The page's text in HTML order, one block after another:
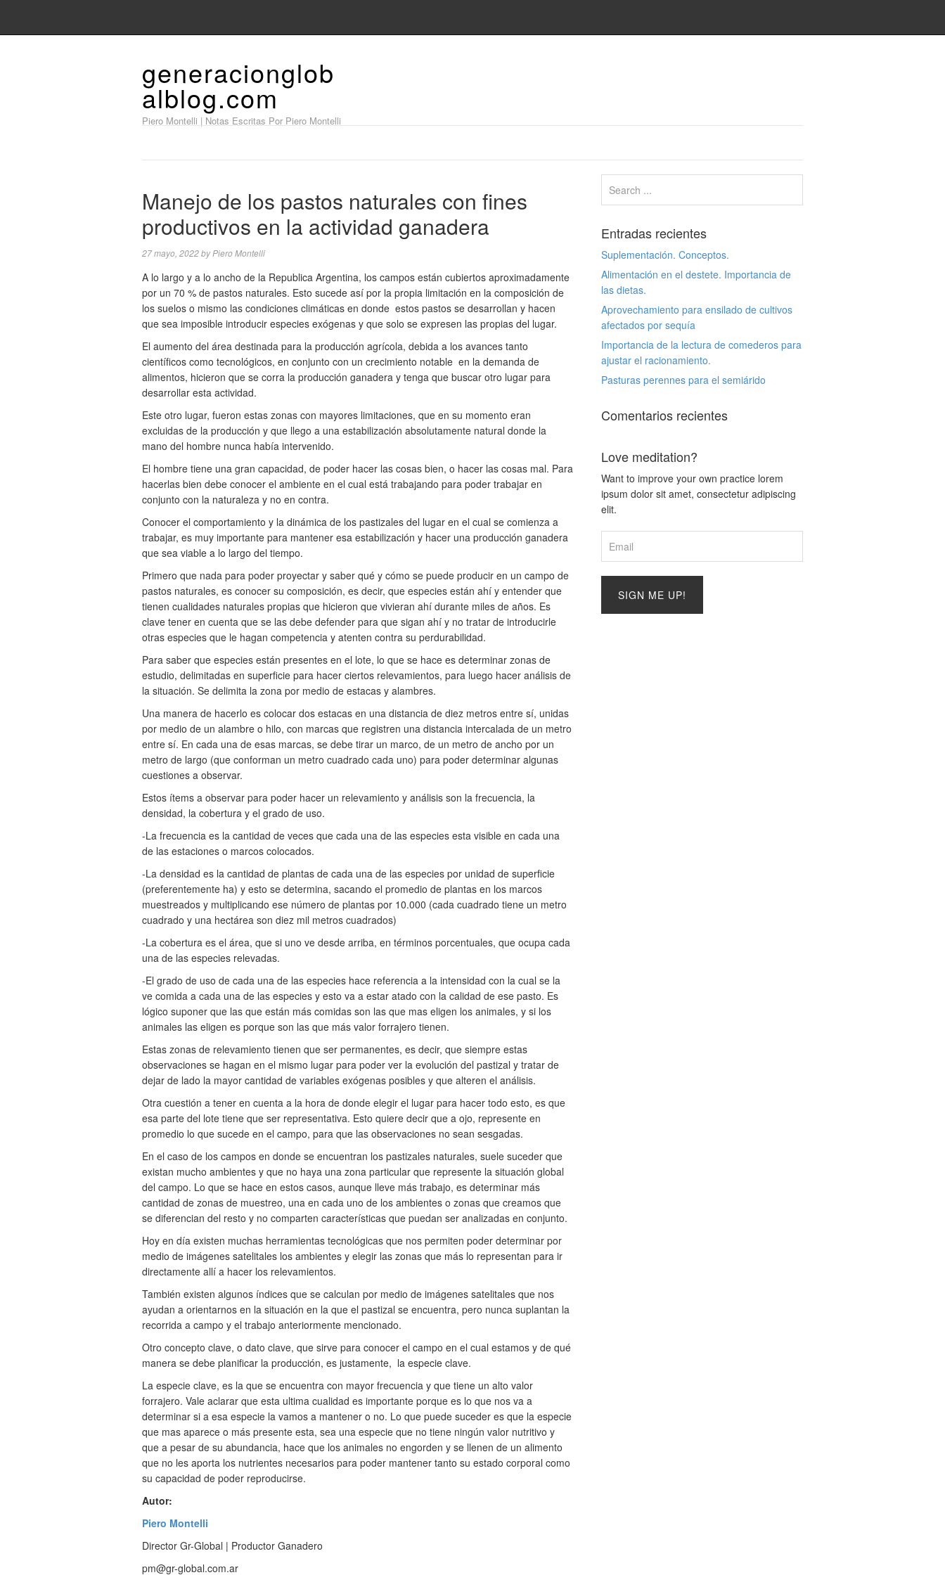
generacionglob
alblog.com
Piero Montelli | Notas Escritas Por Piero Montelli
Manejo de los pastos naturales con fines
productivos en la actividad ganadera
27 mayo, 2022by Piero Montelli
A lo largo y a lo ancho de la Republica Argentina, los campos están cubiertos aproximadamente
por un 70 % de pastos naturales. Esto sucede así por la propia limitación en la composición de
los suelos o mismo las condiciones climáticas en donde estos pastos se desarrollan y hacen
que sea imposible introducir especies exógenas y que solo se expresen las propias del lugar.
El aumento del área destinada para la producción agrícola, debida a los avances tanto
científicos como tecnológicos, en conjunto con un crecimiento notable en la demanda de
alimentos, hicieron que se corra la producción ganadera y tenga que buscar otro lugar para
desarrollar esta actividad.
Este otro lugar, fueron estas zonas con mayores limitaciones, que en su momento eran
excluidas de la producción y que llego a una estabilización absolutamente natural donde la
mano del hombre nunca había intervenido.
El hombre tiene una gran capacidad, de poder hacer las cosas bien, o hacer las cosas mal. Para
hacerlas bien debe conocer el ambiente en el cual está trabajando para poder trabajar en
conjunto con la naturaleza y no en contra.
Conocer el comportamiento y la dinámica de los pastizales del lugar en el cual se comienza a
trabajar, es muy importante para mantener esa estabilización y hacer una producción ganadera
que sea viable a lo largo del tiempo.
Primero que nada para poder proyectar y saber qué y cómo se puede producir en un campo de
pastos naturales, es conocer su composición, es decir, que especies están ahí y entender que
tienen cualidades naturales propias que hicieron que vivieran ahí durante miles de años. Es
clave tener en cuenta que se las debe defender para que sigan ahí y no tratar de introducirle
otras especies que le hagan competencia y atenten contra su perdurabilidad.
Para saber que especies están presentes en el lote, lo que se hace es determinar zonas de
estudio, delimitadas en superficie para hacer ciertos relevamientos, para luego hacer análisis de
la situación. Se delimita la zona por medio de estacas y alambres.
Una manera de hacerlo es colocar dos estacas en una distancia de diez metros entre sí, unidas
por medio de un alambre o hilo, con marcas que registren una distancia intercalada de un metro
entre sí. En cada una de esas marcas, se debe tirar un marco, de un metro de ancho por un
metro de largo (que conforman un metro cuadrado cada uno) para poder determinar algunas
cuestiones a observar.
Estos ítems a observar para poder hacer un relevamiento y análisis son la frecuencia, la
densidad, la cobertura y el grado de uso.
-La frecuencia es la cantidad de veces que cada una de las especies esta visible en cada una
de las estaciones o marcos colocados.
-La densidad es la cantidad de plantas de cada una de las especies por unidad de superficie
(preferentemente ha) y esto se determina, sacando el promedio de plantas en los marcos
muestreados y multiplicando ese número de plantas por 10.000 (cada cuadrado tiene un metro
cuadrado y una hectárea son diez mil metros cuadrados)
-La cobertura es el área, que si uno ve desde arriba, en términos porcentuales, que ocupa cada
una de las especies relevadas.
-El grado de uso de cada una de las especies hace referencia a la intensidad con la cual se la
ve comida a cada una de las especies y esto va a estar atado con la calidad de ese pasto. Es
lógico suponer que las que están más comidas son las que mas eligen los animales, y si los
animales las eligen es porque son las que más valor forrajero tienen.
Estas zonas de relevamiento tienen que ser permanentes, es decir, que siempre estas
observaciones se hagan en el mismo lugar para poder ver la evolución del pastizal y tratar de
dejar de lado la mayor cantidad de variables exógenas posibles y que alteren el análisis.
Otra cuestión a tener en cuenta a la hora de donde elegir el lugar para hacer todo esto, es que
esa parte del lote tiene que ser representativa. Esto quiere decir que a ojo, represente en
promedio lo que sucede en el campo, para que las observaciones no sean sesgadas.
En el caso de los campos en donde se encuentran los pastizales naturales, suele suceder que
existan mucho ambientes y que no haya una zona particular que represente la situación global
del campo. Lo que se hace en estos casos, aunque lleve más trabajo, es determinar más
cantidad de zonas de muestreo, una en cada uno de los ambientes o zonas que creamos que
se diferencian del resto y no comparten características que puedan ser analizadas en conjunto.
Hoy en día existen muchas herramientas tecnológicas que nos permiten poder determinar por
medio de imágenes satelitales los ambientes y elegir las zonas que más lo representan para ir
directamente allí a hacer los relevamientos.
También existen algunos índices que se calculan por medio de imágenes satelitales que nos
ayudan a orientarnos en la situación en la que el pastizal se encuentra, pero nunca suplantan la
recorrida a campo y el trabajo anteriormente mencionado.
Otro concepto clave, o dato clave, que sirve para conocer el campo en el cual estamos y de qué
manera se debe planificar la producción, es justamente, la especie clave.
La especie clave, es la que se encuentra con mayor frecuencia y que tiene un alto valor
forrajero. Vale aclarar que esta ultima cualidad es importante porque es lo que nos va a
determinar si a esa especie la vamos a mantener o no. Lo que puede suceder es que la especie
que mas aparece o más presente esta, sea una especie que no tiene ningún valor nutritivo y
que a pesar de su abundancia, hace que los animales no engorden y se llenen de un alimento
que no les aporta los nutrientes necesarios para poder mantener tanto su estado corporal como
su capacidad de poder reproducirse.
Autor:
Piero Montelli
Director Gr-Global | Productor Ganadero
pm@gr-global.com.ar
Entradas recientes
Suplementación. Conceptos.
Alimentación en el destete. Importancia de
las dietas.
Aprovechamiento para ensilado de cultivos
afectados por sequía
Importancia de la lectura de comederos para
ajustar el racionamiento.
Pasturas perennes para el semiárido
Comentarios recientes
Love meditation?
Want to improve your own practice lorem
ipsum dolor sit amet, consectetur adipiscing
elit.
SIGN ME UP!